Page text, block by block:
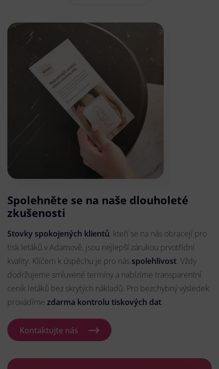
Spolehněte se na naše dlouholeté
zkušenosti
Stovky spokojených klientů, kteří se na nás obracejí pro
tisk letáků v Adamově, jsou nejlepší zárukou prvotřídní
kvality. Klíčem k úspěchu je pro nás spolehlivost. Vždy
dodržujeme smluvené termíny a nabízíme transparentní
ceník letáků bez skrytých nákladů. Pro bezchybný výsledek
provádíme zdarma kontrolu tiskových dat.
Kontaktujte nás